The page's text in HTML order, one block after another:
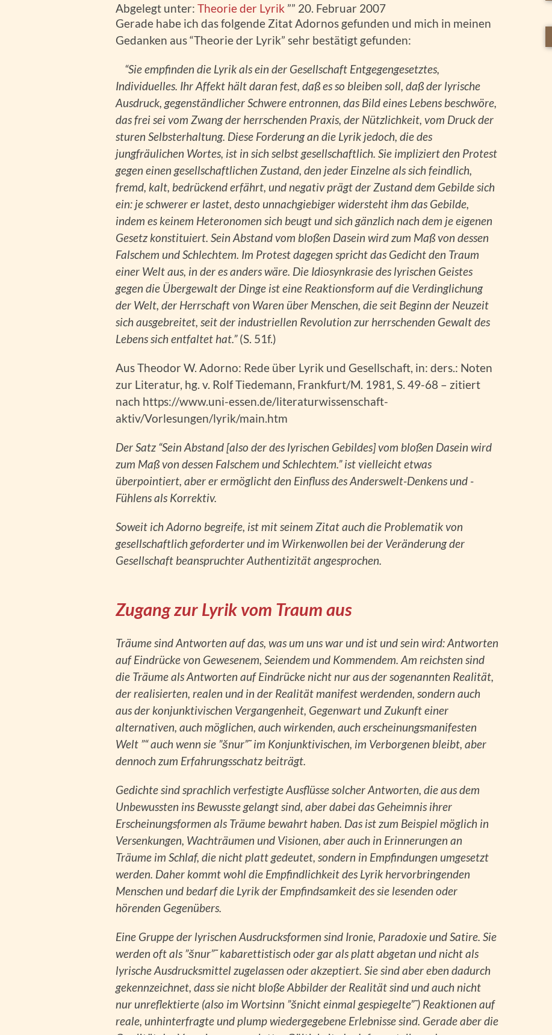
Abgelegt unter: Theorie der Lyrik ”” 20. Februar 2007
Gerade habe ich das folgende Zitat Adornos gefunden und mich in meinen
Gedanken aus “Theorie der Lyrik” sehr bestätigt gefunden:
“Sie empfinden die Lyrik als ein der Gesellschaft Entgegengesetztes,
Individuelles. Ihr Affekt hält daran fest, daß es so bleiben soll, daß der lyrische
Ausdruck, gegenständlicher Schwere entronnen, das Bild eines Lebens beschwöre,
das frei sei vom Zwang der herrschenden Praxis, der Nützlichkeit, vom Druck der
sturen Selbsterhaltung. Diese Forderung an die Lyrik jedoch, die des
jungfräulichen Wortes, ist in sich selbst gesellschaftlich. Sie impliziert den Protest
gegen einen gesellschaftlichen Zustand, den jeder Einzelne als sich feindlich,
fremd, kalt, bedrückend erfährt, und negativ prägt der Zustand dem Gebilde sich
ein: je schwerer er lastet, desto unnachgiebiger widersteht ihm das Gebilde,
indem es keinem Heteronomen sich beugt und sich gänzlich nach dem je eigenen
Gesetz konstituiert. Sein Abstand vom bloßen Dasein wird zum Maß von dessen
Falschem und Schlechtem. Im Protest dagegen spricht das Gedicht den Traum
einer Welt aus, in der es anders wäre. Die Idiosynkrasie des lyrischen Geistes
gegen die Übergewalt der Dinge ist eine Reaktionsform auf die Verdinglichung
der Welt, der Herrschaft von Waren über Menschen, die seit Beginn der Neuzeit
sich ausgebreitet, seit der industriellen Revolution zur herrschenden Gewalt des
Lebens sich entfaltet hat.”(S. 51f.)
Aus Theodor W. Adorno: Rede über Lyrik und Gesellschaft, in: ders.: Noten
zur Literatur, hg. v. Rolf Tiedemann, Frankfurt/M. 1981, S. 49-68 – zitiert
nach https://www.uni-essen.de/literaturwissenschaft-
aktiv/Vorlesungen/lyrik/main.htm
Der Satz “Sein Abstand [also der des lyrischen Gebildes] vom bloßen Dasein wird
zum Maß von dessen Falschem und Schlechtem.” ist vielleicht etwas
überpointiert, aber er ermöglicht den Einfluss des Anderswelt-Denkens und -
Fühlens als Korrektiv.
Soweit ich Adorno begreife, ist mit seinem Zitat auch die Problematik von
gesellschaftlich geforderter und im Wirkenwollen bei der Veränderung der
Gesellschaft beanspruchter Authentizität angesprochen.
Zugang zur Lyrik vom Traum aus
Träume sind Antworten auf das, was um uns war und ist und sein wird: Antworten
auf Eindrücke von Gewesenem, Seiendem und Kommendem. Am reichsten sind
die Träume als Antworten auf Eindrücke nicht nur aus der sogenannten Realität,
der realisierten, realen und in der Realität manifest werdenden, sondern auch
aus der konjunktivischen Vergangenheit, Gegenwart und Zukunft einer
alternativen, auch möglichen, auch wirkenden, auch erscheinungsmanifesten
Welt ”“ auch wenn sie ”šnur”˜ im Konjunktivischen, im Verborgenen bleibt, aber
dennoch zum Erfahrungsschatz beiträgt.
Gedichte sind sprachlich verfestigte Ausflüsse solcher Antworten, die aus dem
Unbewussten ins Bewusste gelangt sind, aber dabei das Geheimnis ihrer
Erscheinungsformen als Träume bewahrt haben. Das ist zum Beispiel möglich in
Versenkungen, Wachträumen und Visionen, aber auch in Erinnerungen an
Träume im Schlaf, die nicht platt gedeutet, sondern in Empfindungen umgesetzt
werden. Daher kommt wohl die Empfindlichkeit des Lyrik hervorbringenden
Menschen und bedarf die Lyrik der Empfindsamkeit des sie lesenden oder
hörenden Gegenübers.
Eine Gruppe der lyrischen Ausdrucksformen sind Ironie, Paradoxie und Satire. Sie
werden oft als ”šnur”˜ kabarettistisch oder gar als platt abgetan und nicht als
lyrische Ausdrucksmittel zugelassen oder akzeptiert. Sie sind aber eben dadurch
gekennzeichnet, dass sie nicht bloße Abbilder der Realität sind und auch nicht
nur unreflektierte (also im Wortsinn ”šnicht einmal gespiegelte”˜) Reaktionen auf
reale, unhinterfragte und plump wiedergegebene Erlebnisse sind. Gerade aber die